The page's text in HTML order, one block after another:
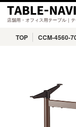
店舗用・オフィス用テーブル｜
TOP CCM-4560-